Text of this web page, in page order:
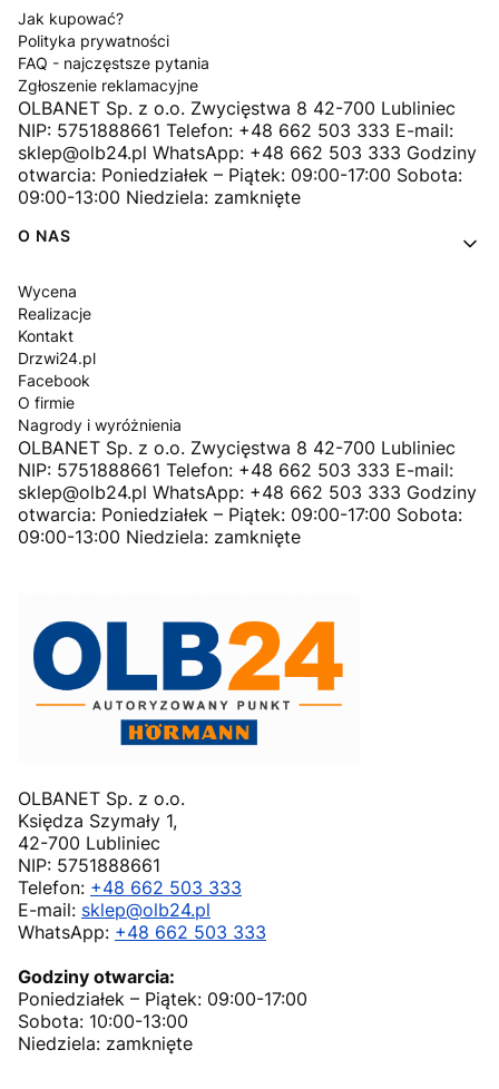
Jak kupować?
Polityka prywatności
FAQ - najczęstsze pytania
Zgłoszenie reklamacyjne
OLBANET Sp. z o.o. Zwycięstwa 8 42-700 Lubliniec
NIP: 5751888661 Telefon: +48 662 503 333 E-mail:
sklep@olb24.pl WhatsApp: +48 662 503 333 Godziny
otwarcia: Poniedziałek – Piątek: 09:00-17:00 Sobota:
09:00-13:00 Niedziela: zamknięte
O NAS
Wycena
Realizacje
Kontakt
Drzwi24.pl
Facebook
O firmie
Nagrody i wyróżnienia
OLBANET Sp. z o.o. Zwycięstwa 8 42-700 Lubliniec
NIP: 5751888661 Telefon: +48 662 503 333 E-mail:
sklep@olb24.pl WhatsApp: +48 662 503 333 Godziny
otwarcia: Poniedziałek – Piątek: 09:00-17:00 Sobota:
09:00-13:00 Niedziela: zamknięte
OLBANET Sp. z o.o.
Księdza Szymały 1,
42-700 Lubliniec
NIP: 5751888661
Telefon: +48 662 503 333
E-mail: sklep@olb24.pl
WhatsApp: +48 662 503 333
Godziny otwarcia:
Poniedziałek – Piątek: 09:00-17:00
Sobota: 10:00-13:00
Niedziela: zamknięte